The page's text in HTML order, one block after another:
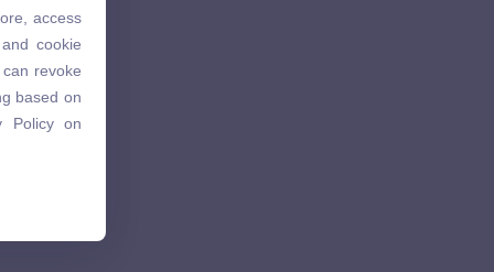
cookie
revoke
based on
on
access
cookie
revoke
based on
Policy on